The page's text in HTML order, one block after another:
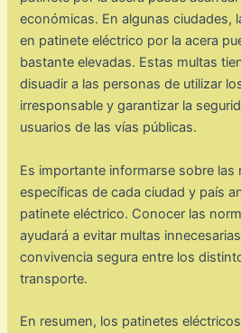
económicas. En algunas ciudades,
en patinete eléctrico por la acera
bastante elevadas. Estas multas
disuadir a las personas de utilizar
irresponsable y garantizar la
usuarios de las vías públicas.
Es importante informarse sobre las
específicas de cada ciudad y país
patinete eléctrico. Conocer las
ayudará a evitar multas
convivencia segura entre los
transporte.
En resumen, los patinetes